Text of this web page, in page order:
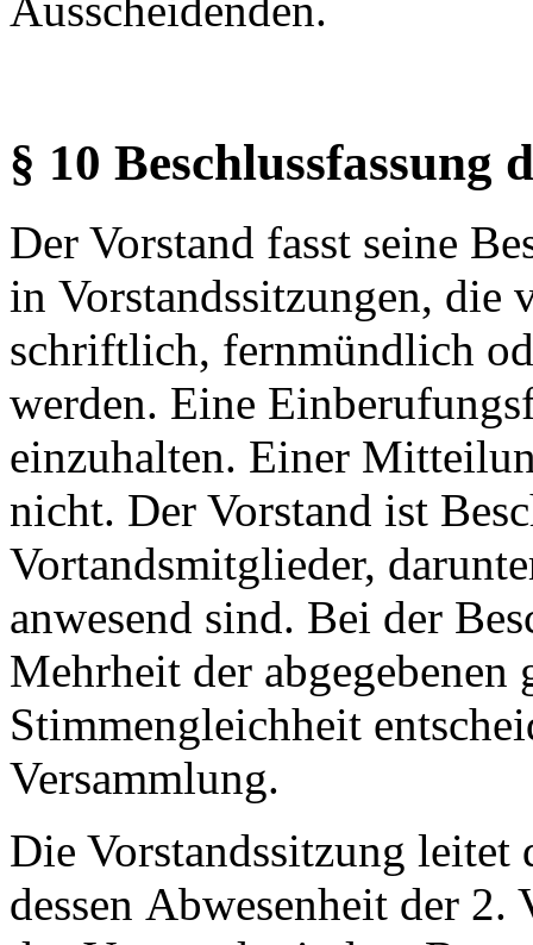
§ 10 Beschlussfassung
Der Vorstand fasst seine
in Vorstandssitzungen, die
schriftlich, fernmündlich
werden. Eine
einzuhalten. Einer
nicht. Der Vorstand ist
Vortandsmitglieder,
anwesend sind. Bei der
Mehrheit der
Stimmengleichheit
Versammlung.
Die Vorstandssitzung leitet
dessen Abwesenheit der 2.